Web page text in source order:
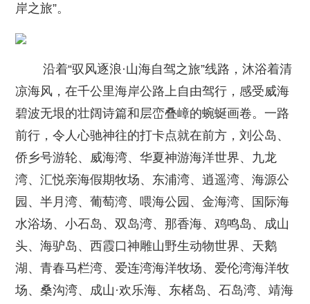
岸之旅”。
沿着“驭风逐浪·山海自驾之旅”线路，沐浴着清
凉海风，在千公里海岸公路上自由驾行，感受威海
碧波无垠的壮阔诗篇和层峦叠嶂的蜿蜒画卷。一路
前行，令人心驰神往的打卡点就在前方，刘公岛、
侨乡号游轮、威海湾、华夏神游海洋世界、九龙
湾、汇悦亲海假期牧场、东浦湾、逍遥湾、海源公
园、半月湾、葡萄湾、喂海公园、金海湾、国际海
水浴场、小石岛、双岛湾、那香海、鸡鸣岛、成山
头、海驴岛、西霞口神雕山野生动物世界、天鹅
湖、青春马栏湾、爱连湾海洋牧场、爱伦湾海洋牧
场、桑沟湾、成山·欢乐海、东楮岛、石岛湾、靖海